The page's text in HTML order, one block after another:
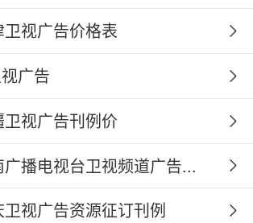
视广告价格表
广告
视广告刊例价
播电视台卫视频道广告...
视广告资源征订刊例